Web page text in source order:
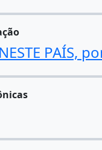
PAÍS,